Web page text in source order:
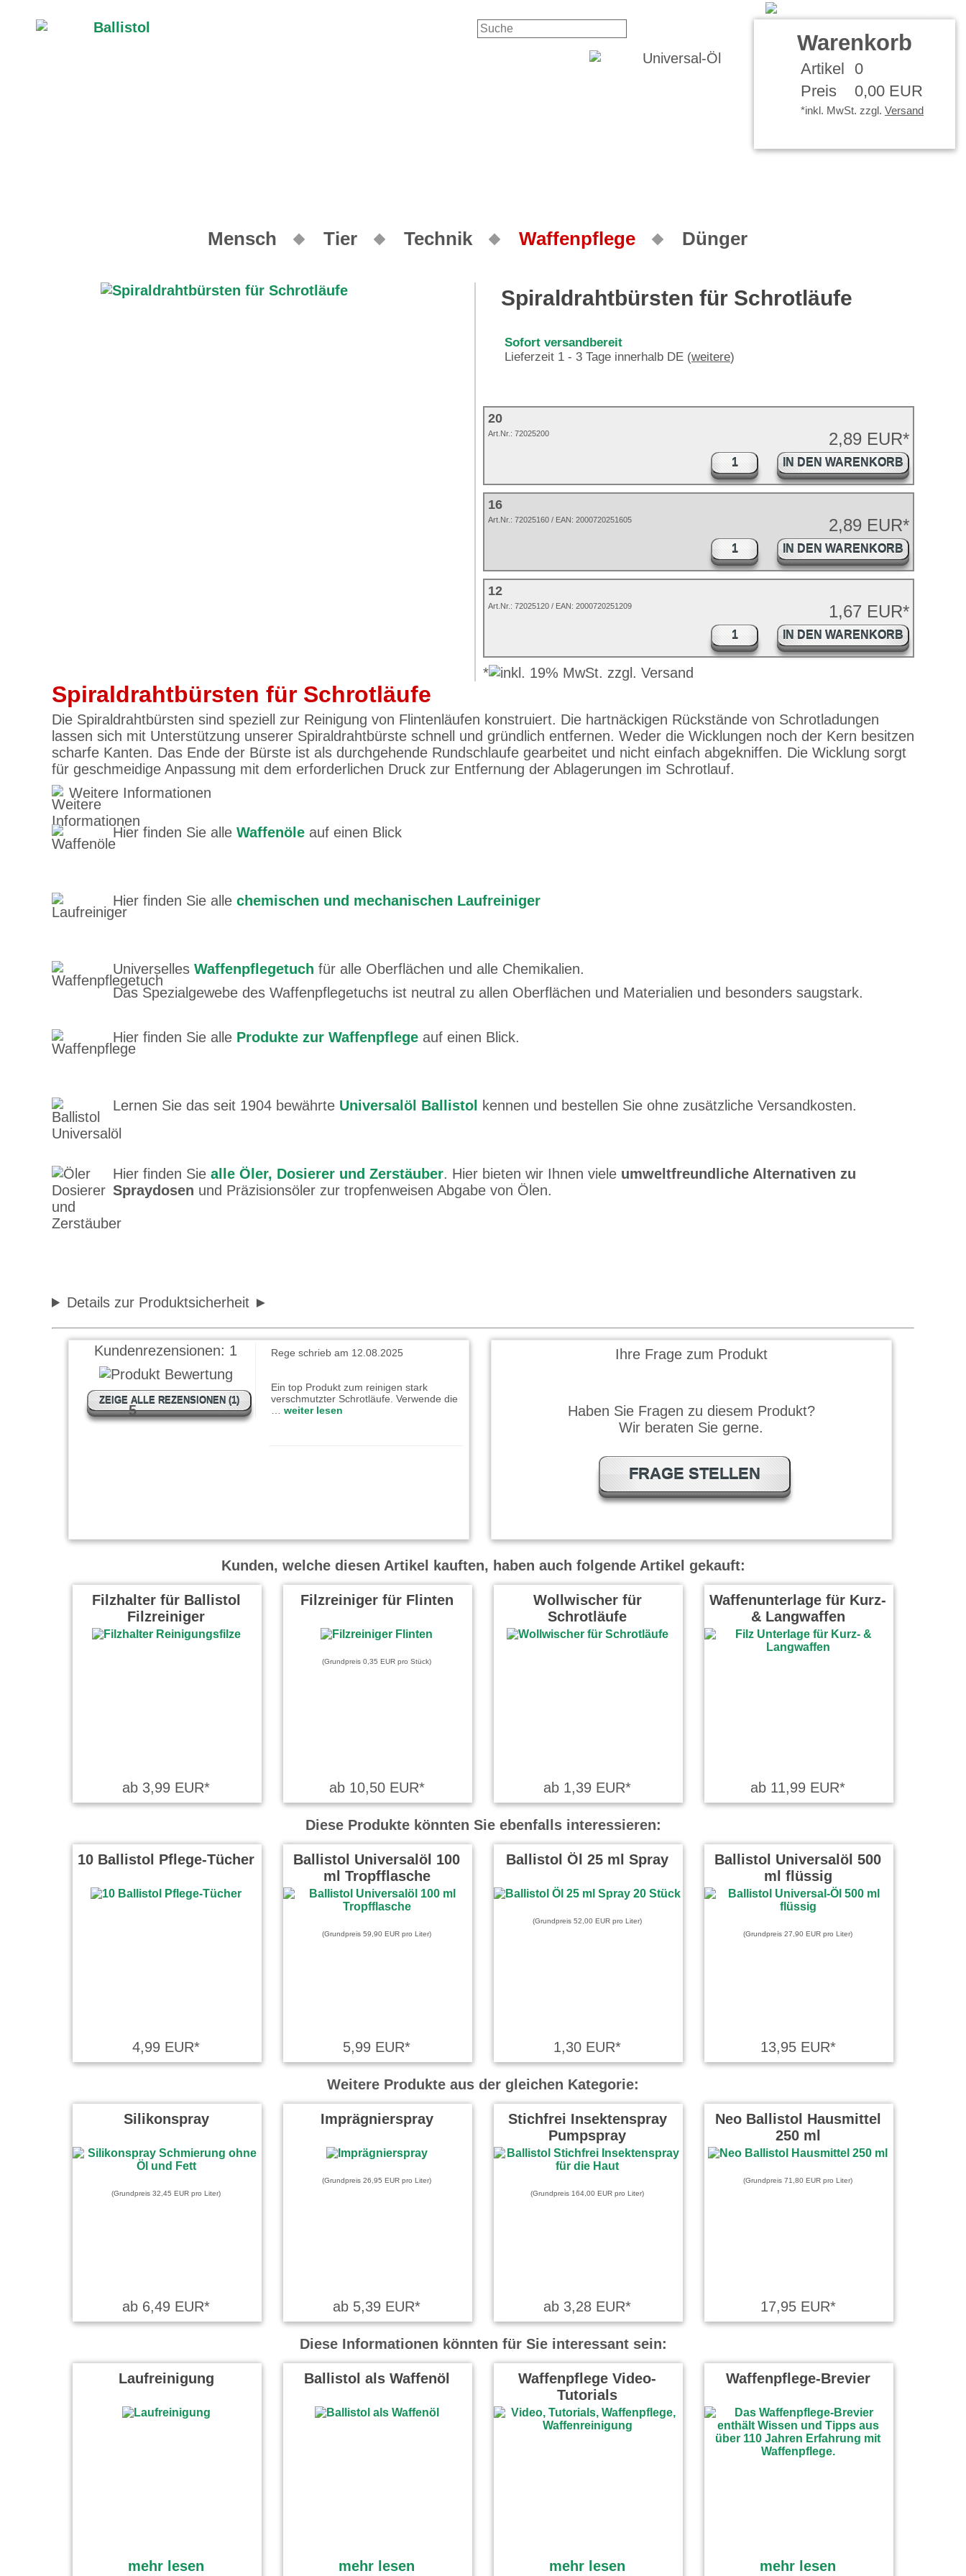
Warenkorb
Artikel
0
Preis
0,00 EUR
*inkl. MwSt. zzgl. Versand
Mensch Tier Technik Waffenpflege Dünger
Spiraldrahtbürsten für Schrotläufe
Sofort versandbereit
Lieferzeit 1 - 3 Tage innerhalb DE (weitere)
20
2,89 EUR*
Art.Nr.: 72025200
IN DEN WARENKORB
16
2,89 EUR*
Art.Nr.: 72025160 / EAN: 2000720251605
IN DEN WARENKORB
12
1,67 EUR*
Art.Nr.: 72025120 / EAN: 2000720251209
IN DEN WARENKORB
*
Spiraldrahtbürsten für Schrotläufe
Die Spiraldrahtbürsten sind speziell zur Reinigung von Flintenläufen konstruiert. Die hartnäckigen Rückstände von Schrotladungen
lassen sich mit Unterstützung unserer Spiraldrahtbürste schnell und gründlich entfernen. Weder die Wicklungen noch der Kern besitzen
scharfe Kanten. Das Ende der Bürste ist als durchgehende Rundschlaufe gearbeitet und nicht einfach abgekniffen. Die Wicklung sorgt
für geschmeidige Anpassung mit dem erforderlichen Druck zur Entfernung der Ablagerungen im Schrotlauf.
Weitere Informationen
Hier finden Sie alle Waffenöle auf einen Blick
Hier finden Sie alle chemischen und mechanischen Laufreiniger
Universelles Waffenpflegetuch für alle Oberflächen und alle Chemikalien.
Das Spezialgewebe des Waffenpflegetuchs ist neutral zu allen Oberflächen und Materialien und besonders saugstark.
Hier finden Sie alle Produkte zur Waffenpflege auf einen Blick.
Lernen Sie das seit 1904 bewährte Universalöl Ballistol kennen und bestellen Sie ohne zusätzliche Versandkosten.
Hier finden Sie alle Öler, Dosierer und Zerstäuber. Hier bieten wir Ihnen viele umweltfreundliche Alternativen zu
Spraydosen und Präzisionsöler zur tropfenweisen Abgabe von Ölen.
Details zur Produktsicherheit
Kundenrezensionen: 1
5
ZEIGE ALLE REZENSIONEN (1)
Rege schrieb am 12.08.2025
Ein top Produkt zum reinigen stark
verschmutzter Schrotläufe. Verwende die
weiter lesen
Ihre Frage zum Produkt
Haben Sie Fragen zu diesem Produkt?
Wir beraten Sie gerne.
FRAGE STELLEN
Kunden, welche diesen Artikel kauften, haben auch folgende Artikel gekauft:
Filzhalter für Ballistol
Filzreiniger
ab 3,99 EUR*
Filzreiniger für Flinten
(Grundpreis 0,35 EUR pro Stück)
ab 10,50 EUR*
Wollwischer für
Schrotläufe
ab 1,39 EUR*
Waffenunterlage für Kurz-
& Langwaffen
ab 11,99 EUR*
Diese Produkte könnten Sie ebenfalls interessieren:
10 Ballistol Pflege-Tücher
4,99 EUR*
Ballistol Universalöl 100
ml Tropfflasche
(Grundpreis 59,90 EUR pro Liter)
5,99 EUR*
Ballistol Öl 25 ml Spray
(Grundpreis 52,00 EUR pro Liter)
1,30 EUR*
Ballistol Universalöl 500
ml flüssig
(Grundpreis 27,90 EUR pro Liter)
13,95 EUR*
Weitere Produkte aus der gleichen Kategorie:
Silikonspray
(Grundpreis 32,45 EUR pro Liter)
ab 6,49 EUR*
Imprägnierspray
(Grundpreis 26,95 EUR pro Liter)
ab 5,39 EUR*
Stichfrei Insektenspray
Pumpspray
(Grundpreis 164,00 EUR pro Liter)
ab 3,28 EUR*
Neo Ballistol Hausmittel
250 ml
(Grundpreis 71,80 EUR pro Liter)
17,95 EUR*
Diese Informationen könnten für Sie interessant sein:
Laufreinigung
mehr lesen
Ballistol als Waffenöl
mehr lesen
Waffenpflege Video-
Tutorials
mehr lesen
Waffenpflege-Brevier
mehr lesen